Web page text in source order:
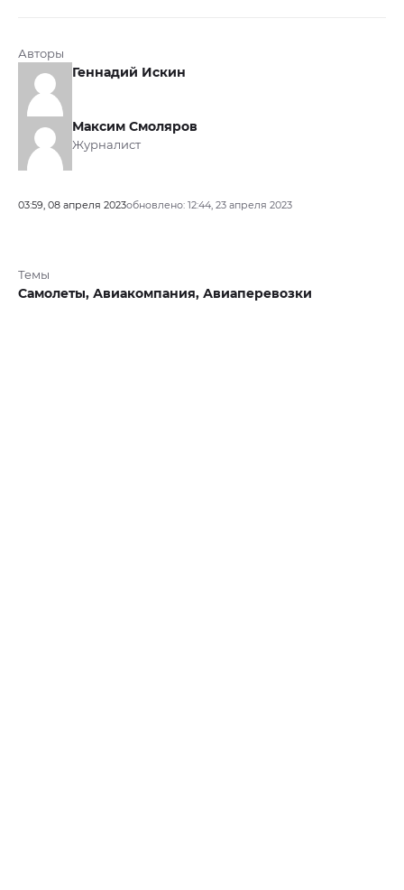
Авторы
Геннадий Искин
Максим Смоляров
Журналист
03:59, 08 апреля 2023обновлено: 12:44, 23 апреля 2023
Темы
Самолеты, Авиакомпания, Авиаперевозки